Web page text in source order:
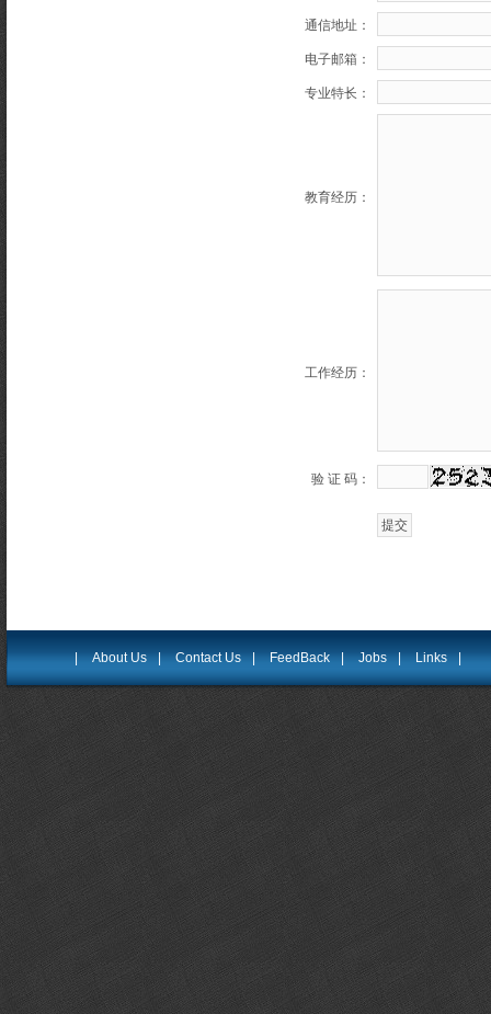
通信地址：
电子邮箱：
专业特长：
教育经历：
工作经历：
验 证 码：
| About Us | Contact Us | FeedBack | Jobs | Links |